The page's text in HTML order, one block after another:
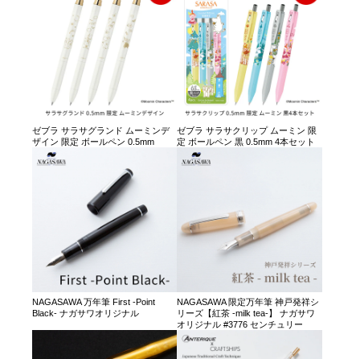
ゼブラ サラサグランド ムーミンデ
ザイン 限定 ボールペン 0.5mm
ゼブラ サラサクリップ ムーミン 限
定 ボールペン 黒 0.5mm 4本セット
NAGASAWA 万年筆 First -Point
Black- ナガサワオリジナル
NAGASAWA 限定万年筆 神戸発祥シ
リーズ【紅茶 -milk tea-】 ナガサワ
オリジナル #3776 センチュリー